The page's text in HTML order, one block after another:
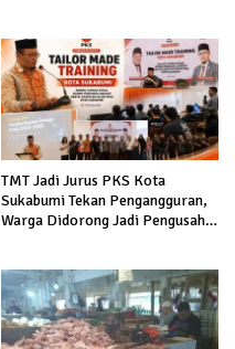
TMT Jadi Jurus PKS Kota
Sukabumi Tekan Pengangguran,
Warga Didorong Jadi Pengusaha